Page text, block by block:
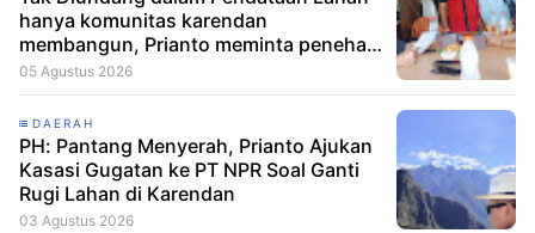
hanya komunitas karendan
membangun, Prianto meminta penehat
hukum Layangkan Somasi dan Siapkan
05 Agustus 2026
DAERAH
PH: Pantang Menyerah, Prianto Ajukan
Kasasi Gugatan ke PT NPR Soal Ganti
Rugi Lahan di Karendan
03 Agustus 2026